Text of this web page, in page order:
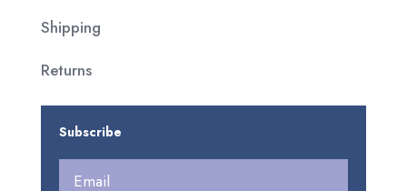
Shipping
Returns
Subscribe